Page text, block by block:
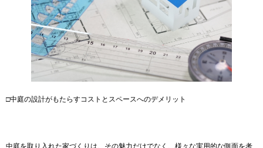
□中庭の設計がもたらすコストとスペースへのデメリット
中庭を取り入れた家づくりは、その魅力だけでなく、様々な実用的な側面を考